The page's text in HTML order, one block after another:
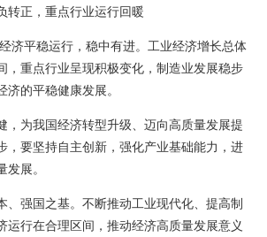
正，重点行业运行回暖
平稳运行，稳中有进。工业经济增长总体
，重点行业呈现积极变化，制造业发展稳步
的平稳健康发展。
为我国经济转型升级、迈向高质量发展提
，要坚持自主创新，强化产业基础能力，进
展。
强国之基。不断推动工业现代化、提高制
运行在合理区间，推动经济高质量发展意义